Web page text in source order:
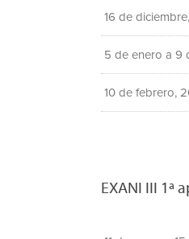
16 de
5 de enero a 9
10 de febrero,
EXANI III 1ª